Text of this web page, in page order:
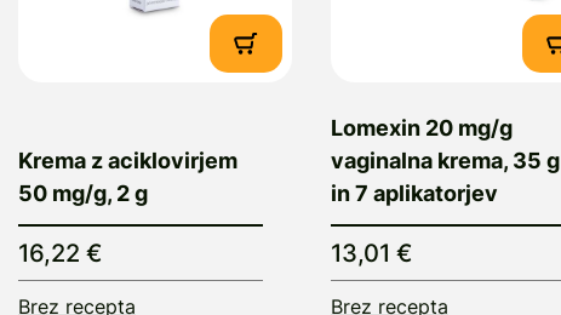
Krema z aciklovirjem
50 mg/g, 2 g
16,22 €
Brez recepta
Lomexin 20 mg/g
vaginalna krema, 35 g
in 7 aplikatorjev
13,01 €
Brez recepta